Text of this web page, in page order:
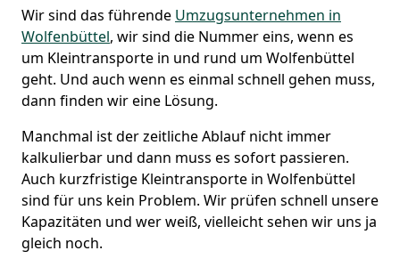
Wir sind das führende Umzugsunternehmen in
Wolfenbüttel, wir sind die Nummer eins, wenn es
um Kleintransporte in und rund um Wolfenbüttel
geht. Und auch wenn es einmal schnell gehen muss,
dann finden wir eine Lösung.
Manchmal ist der zeitliche Ablauf nicht immer
kalkulierbar und dann muss es sofort passieren.
Auch kurzfristige Kleintransporte in Wolfenbüttel
sind für uns kein Problem. Wir prüfen schnell unsere
Kapazitäten und wer weiß, vielleicht sehen wir uns ja
gleich noch.